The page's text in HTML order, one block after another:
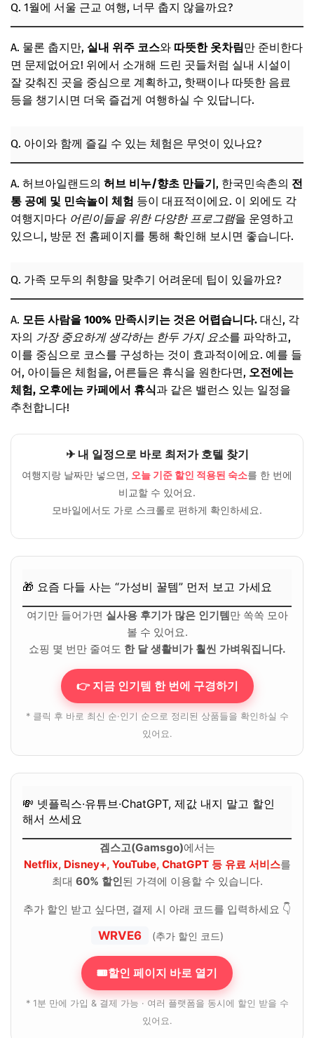
Q. 1월에 서울 근교 여행, 너무 춥지 않을까요?
A. 물론 춥지만, 실내 위주 코스와 따뜻한 옷차림만 준비한다
면 문제없어요! 위에서 소개해 드린 곳들처럼 실내 시설이
잘 갖춰진 곳을 중심으로 계획하고, 핫팩이나 따뜻한 음료
등을 챙기시면 더욱 즐겁게 여행하실 수 있답니다.
Q. 아이와 함께 즐길 수 있는 체험은 무엇이 있나요?
A. 허브아일랜드의 허브 비누/향초 만들기 , 한국민속촌의 전
통 공예 및 민속놀이 체험 등이 대표적이에요. 이 외에도 각
여행지마다 어린이들을 위한 다양한 프로그램을 운영하고
있으니, 방문 전 홈페이지를 통해 확인해 보시면 좋습니다.
Q. 가족 모두의 취향을 맞추기 어려운데 팁이 있을까요?
A. 모든 사람을 100% 만족시키는 것은 어렵습니다. 대신, 각
자의 가장 중요하게 생각하는 한두 가지 요소를 파악하고,
이를 중심으로 코스를 구성하는 것이 효과적이에요. 예를 들
어, 아이들은 체험을, 어른들은 휴식을 원한다면, 오전에는
체험, 오후에는 카페에서 휴식과 같은 밸런스 있는 일정을
추천합니다!
✈ 내 일정으로 바로 최저가 호텔 찾기
여행지랑 날짜만 넣으면, 오늘 기준 할인 적용된 숙소를 한 번에
비교할 수 있어요.
모바일에서도 가로 스크롤로 편하게 확인하세요.
🎁 요즘 다들 사는 “가성비 꿀템” 먼저 보고 가세요
여기만 들어가면 실사용 후기가 많은 인기템 만 쏙쏙 모아
볼 수 있어요.
쇼핑 몇 번만 줄여도 한 달 생활비가 훨씬 가벼워집니다.
👉 지금 인기템 한 번에 구경하기
* 클릭 후 바로 최신 순·인기 순으로 정리된 상품들을 확인하실 수
있어요.
💸 넷플릭스·유튜브·ChatGPT, 제값 내지 말고 할인
해서 쓰세요
겜스고(Gamsgo)에서는
Netflix, Disney+, YouTube, ChatGPT 등 유료 서비스를
최대 60% 할인된 가격에 이용할 수 있습니다.
추가 할인 받고 싶다면, 결제 시 아래 코드를 입력하세요 👇
WRVE6 (추가 할인 코드)
🎟할인 페이지 바로 열기
* 1분 만에 가입 & 결제 가능 · 여러 플랫폼을 동시에 할인 받을 수
있어요.